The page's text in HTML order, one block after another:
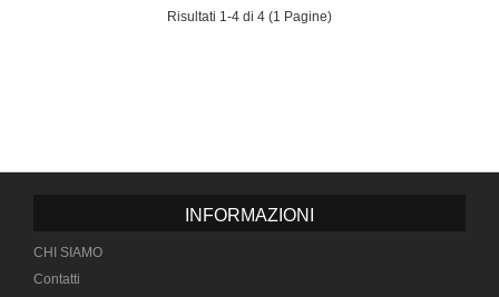
Risultati 1-4 di 4 (1 Pagine)
INFORMAZIONI
CHI SIAMO
Contatti